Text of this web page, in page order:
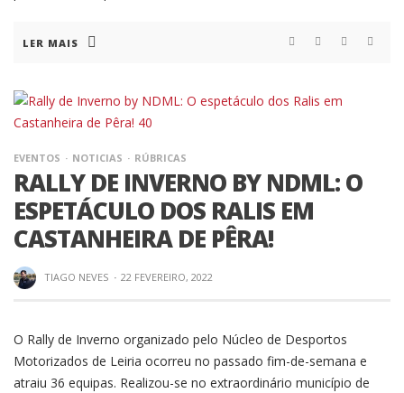
LER MAIS
EVENTOS NOTICIAS RÚBRICAS
RALLY DE INVERNO BY NDML: O
ESPETÁCULO DOS RALIS EM
CASTANHEIRA DE PÊRA!
TIAGO NEVES · 22 FEVEREIRO, 2022
O Rally de Inverno organizado pelo Núcleo de Desportos
Motorizados de Leiria ocorreu no passado fim-de-semana e
atraiu 36 equipas. Realizou-se no extraordinário município de